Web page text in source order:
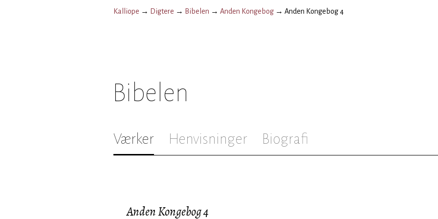
Kalliope → Digtere → Bibelen → Anden Kongebog → Anden Kongebog 4
Bibelen
Værker Henvisninger Biografi
Anden Kongebog 4